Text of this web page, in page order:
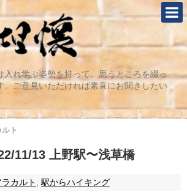
入れ学ぶ姿勢を持って、思うところを綴っ
。ご意見いただければ素直にお聞きしたい
ト
11/13 上野駅〜浅草橋
ラカルト 駅からハイキング